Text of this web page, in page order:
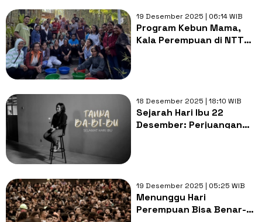
19 Desember 2025 | 06:14 WIB
Program Kebun Mama,
Kala Perempuan di NTT
18 Desember 2025 | 18:10 WIB
Sejarah Hari Ibu 22
Desember: Perjuangan
19 Desember 2025 | 05:25 WIB
Menunggu Hari
Perempuan Bisa Benar-